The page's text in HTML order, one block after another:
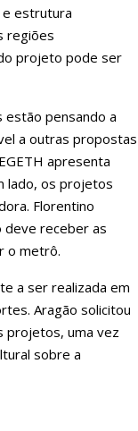
e estrutura
regiões
projeto pode ser
estão pensando a
a outras propostas
apresenta
lado, os projetos
Florentino
deve receber as
o metrô.
a ser realizada em
Aragão solicitou
projetos, uma vez
sobre a